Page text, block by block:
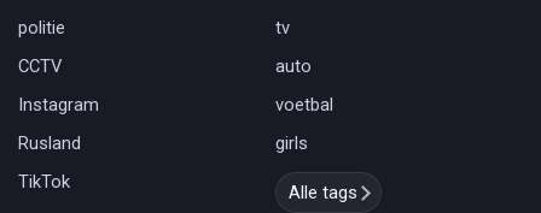
politie
tv
CCTV
auto
Instagram
voetbal
Rusland
girls
TikTok
Alle tags